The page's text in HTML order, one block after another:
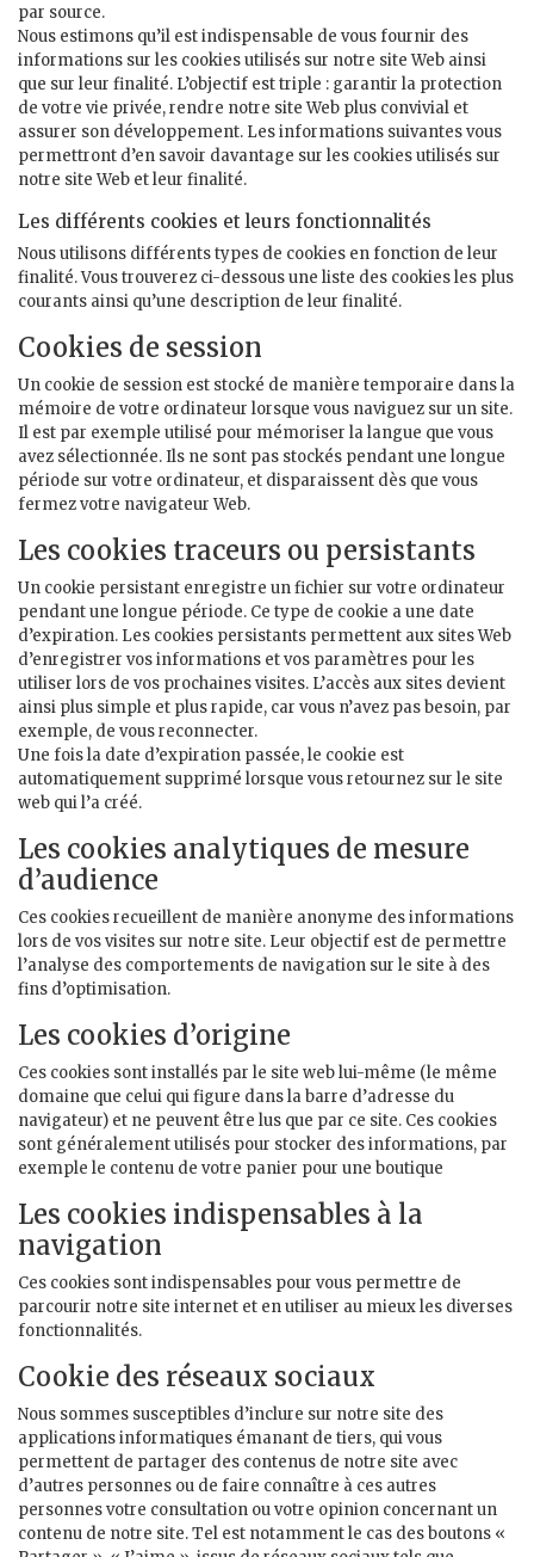
par source.
Nous estimons qu’il est indispensable de vous fournir des
informations sur les cookies utilisés sur notre site Web ainsi
que sur leur finalité. L’objectif est triple : garantir la protection
de votre vie privée, rendre notre site Web plus convivial et
assurer son développement. Les informations suivantes vous
permettront d’en savoir davantage sur les cookies utilisés sur
notre site Web et leur finalité.
Les différents cookies et leurs fonctionnalités
Nous utilisons différents types de cookies en fonction de leur
finalité. Vous trouverez ci-dessous une liste des cookies les plus
courants ainsi qu’une description de leur finalité.
Cookies de session
Un cookie de session est stocké de manière temporaire dans la
mémoire de votre ordinateur lorsque vous naviguez sur un site.
Il est par exemple utilisé pour mémoriser la langue que vous
avez sélectionnée. Ils ne sont pas stockés pendant une longue
période sur votre ordinateur, et disparaissent dès que vous
fermez votre navigateur Web.
Les cookies traceurs ou persistants
Un cookie persistant enregistre un fichier sur votre ordinateur
pendant une longue période. Ce type de cookie a une date
d’expiration. Les cookies persistants permettent aux sites Web
d’enregistrer vos informations et vos paramètres pour les
utiliser lors de vos prochaines visites. L’accès aux sites devient
ainsi plus simple et plus rapide, car vous n’avez pas besoin, par
exemple, de vous reconnecter.
Une fois la date d’expiration passée, le cookie est
automatiquement supprimé lorsque vous retournez sur le site
web qui l’a créé.
Les cookies analytiques de mesure
d’audience
Ces cookies recueillent de manière anonyme des informations
lors de vos visites sur notre site. Leur objectif est de permettre
l’analyse des comportements de navigation sur le site à des
fins d’optimisation.
Les cookies d’origine
Ces cookies sont installés par le site web lui-même (le même
domaine que celui qui figure dans la barre d’adresse du
navigateur) et ne peuvent être lus que par ce site. Ces cookies
sont généralement utilisés pour stocker des informations, par
exemple le contenu de votre panier pour une boutique
Les cookies indispensables à la
navigation
Ces cookies sont indispensables pour vous permettre de
parcourir notre site internet et en utiliser au mieux les diverses
fonctionnalités.
Cookie des réseaux sociaux
Nous sommes susceptibles d’inclure sur notre site des
applications informatiques émanant de tiers, qui vous
permettent de partager des contenus de notre site avec
d’autres personnes ou de faire connaître à ces autres
personnes votre consultation ou votre opinion concernant un
contenu de notre site. Tel est notamment le cas des boutons «